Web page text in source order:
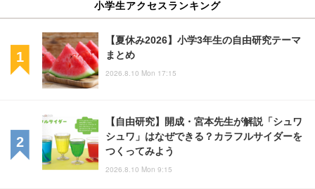
小学生アクセスランキング
【夏休み2026】小学3年生の自由研究テーマ
まとめ
2026.8.10 Mon 17:15
【自由研究】開成・宮本先生が解説「シュワ
シュワ」はなぜできる？カラフルサイダーを
つくってみよう
2026.8.10 Mon 9:15